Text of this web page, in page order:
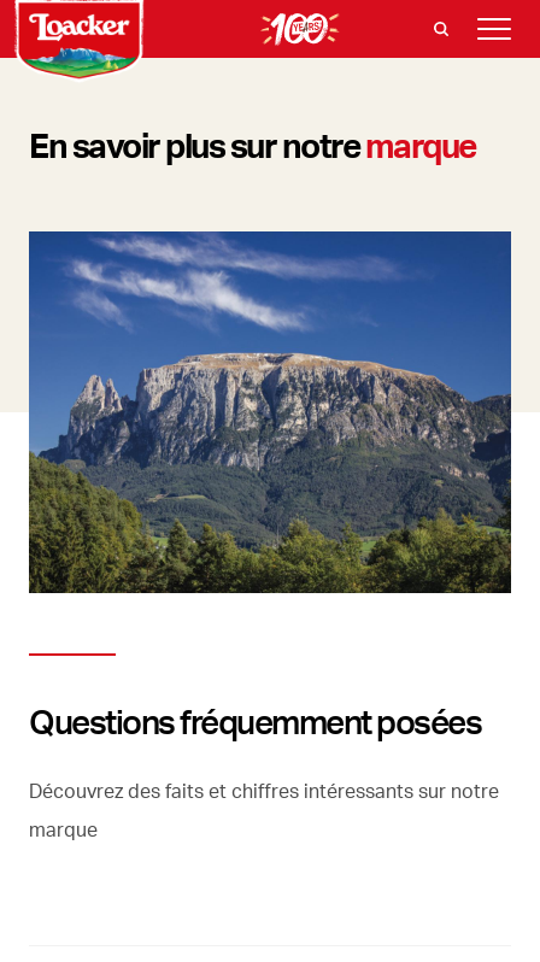
En savoir plus sur notremarque
Questions fréquemment posées
Découvrez des faits et chiffres intéressants sur notre
marque